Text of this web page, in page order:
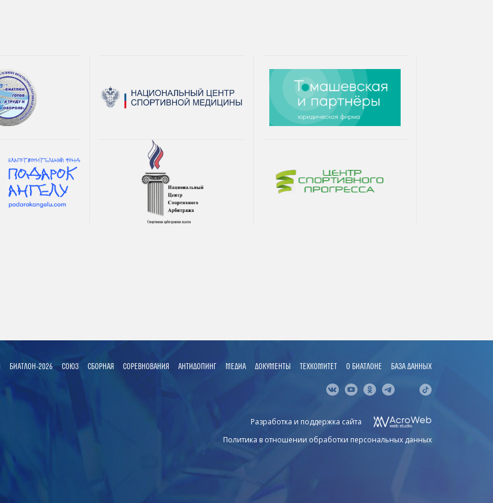
БИАТЛОН-2026 СОЮЗ СБОРНАЯ СОРЕВНОВАНИЯ АНТИДОПИНГ МЕДИА ДОКУМЕНТЫ ТЕХКОМИТЕТ О БИАТЛОНЕ БАЗА ДАННЫХ
Разработка и поддержка сайта
Политика в отношении обработки персональных данных